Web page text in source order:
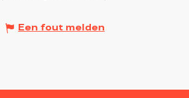
Een fout melden